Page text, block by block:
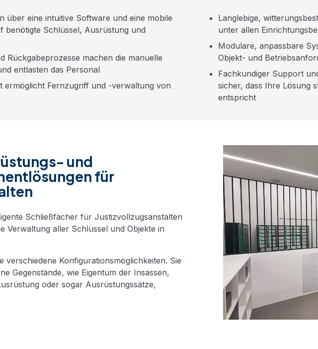
über eine intuitive Software und eine mobile
benötigte Schlüssel, Ausrüstung und
Rückgabeprozesse machen die manuelle
entlasten das Personal
ermöglicht Fernzugriff und -verwaltung von
Langlebige,
unter allen
Modulare, anpassbare
Objekt- und
Fachkundiger Support
sicher, dass Ihre Lösung
entspricht
und
für
Schließfächer für Justizvollzugsanstalten
Verwaltung aller Schlüssel und Objekte in
verschiedene Konfigurationsmöglichkeiten. Sie
Gegenstände, wie Eigentum der Insassen,
oder sogar Ausrüstungssätze,